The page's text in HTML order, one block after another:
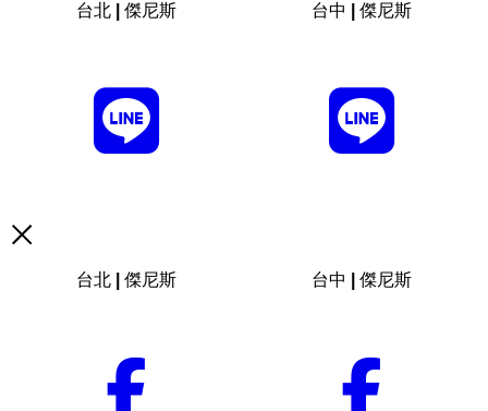
台北 | 傑尼斯 台中 | 傑尼斯
台北 | 傑尼斯 台中 | 傑尼斯